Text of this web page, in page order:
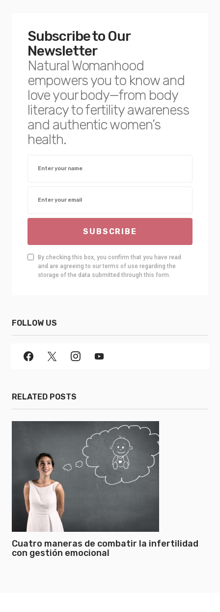
Subscribe to Our
Newsletter
Natural Womanhood
empowers you to know and
love your body—from body
literacy to fertility awareness
and authentic women’s
health.
SUBSCRIBE
By checking this box, you confirm that you have read
and are agreeing to our terms of use regarding the
storage of the data submitted through this form.
FOLLOW US
RELATED POSTS
Cuatro maneras de combatir la infertilidad
con gestión emocional